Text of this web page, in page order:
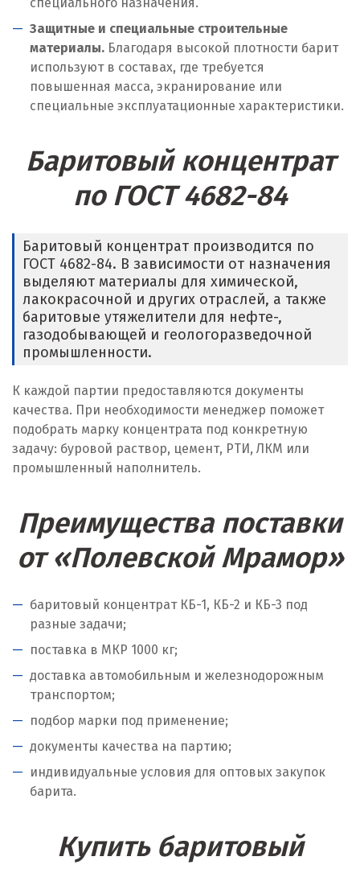
Новоуральск
Новоуткинск
Ногинск
Ноябрьск
О
Одинцово
Омск
Оренбург
Орехово-Зуево
П
Павловский Посад
Пермь
Подольск
Походилова
Псков
Пушкино
Пятигорск
Раменское
Защитные и специальные строительные
материалы. Благодаря высокой плотности барит
используют в составах, где требуется
повышенная масса, экранирование или
специальные эксплуатационные характеристики.
Баритовый концентрат
по ГОСТ 4682-84
Баритовый концентрат производится по
ГОСТ 4682-84. В зависимости от назначения
выделяют материалы для химической,
лакокрасочной и других отраслей, а также
баритовые утяжелители для нефте-,
газодобывающей и геологоразведочной
промышленности.
К каждой партии предоставляются документы
качества. При необходимости менеджер поможет
подобрать марку концентрата под конкретную
задачу: буровой раствор, цемент, РТИ, ЛКМ или
промышленный наполнитель.
Преимущества поставки
от «Полевской Мрамор»
баритовый концентрат КБ-1, КБ-2 и КБ-3 под
разные задачи;
поставка в МКР 1000 кг;
доставка автомобильным и железнодорожным
транспортом;
подбор марки под применение;
документы качества на партию;
индивидуальные условия для оптовых закупок
барита.
Купить баритовый